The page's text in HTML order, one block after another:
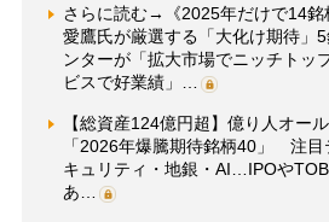
さらに読む→《2025年だけで14銘
愛鷹氏が厳選する「大化け期待」
ンターが「拡大市場でニッチトッ
ビスで好業績」…
【総資産124億円超】億り人オー
「2026年爆騰期待銘柄40」 注目
キュリティ・地銀・AI…IPOや
あ…